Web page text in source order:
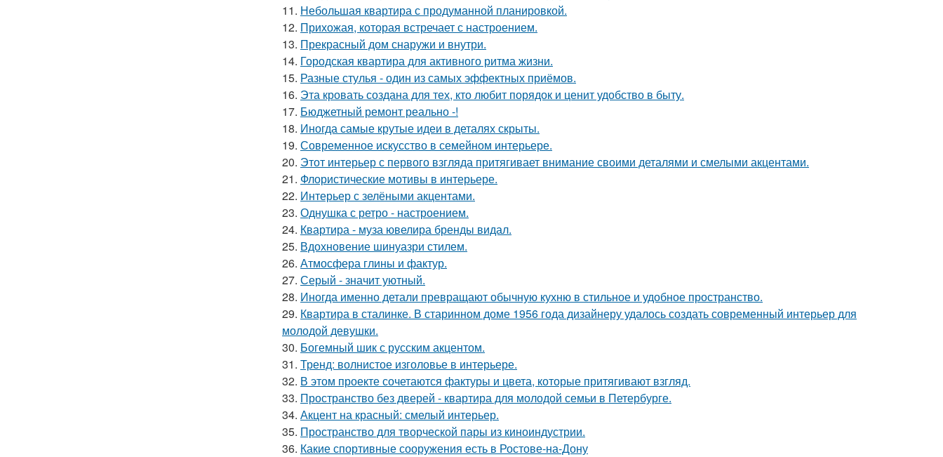
11. Небольшая квартира с продуманной планировкой.
12. Прихожая, которая встречает с настроением.
13. Прекрасный дом снаружи и внутри.
14. Городская квартира для активного ритма жизни.
15. Разные стулья - один из самых эффектных приёмов.
16. Эта кровать создана для тех, кто любит порядок и ценит удобство в быту.
17. Бюджетный ремонт реально -!
18. Иногда самые крутые идеи в деталях скрыты.
19. Современное искусство в семейном интерьере.
20. Этот интерьер с первого взгляда притягивает внимание своими деталями и смелыми акцентами.
21. Флористические мотивы в интерьере.
22. Интерьер с зелёными акцентами.
23. Однушка с ретро - настроением.
24. Квартира - муза ювелира бренды видал.
25. Вдохновение шинуазри стилем.
26. Атмосфера глины и фактур.
27. Серый - значит уютный.
28. Иногда именно детали превращают обычную кухню в стильное и удобное пространство.
29. Квартира в сталинке. В старинном доме 1956 года дизайнеру удалось создать современный интерьер для
молодой девушки.
30. Богемный шик с русским акцентом.
31. Тренд: волнистое изголовье в интерьере.
32. В этом проекте сочетаются фактуры и цвета, которые притягивают взгляд.
33. Пространство без дверей - квартира для молодой семьи в Петербурге.
34. Акцент на красный: смелый интерьер.
35. Пространство для творческой пары из киноиндустрии.
36. Какие спортивные сооружения есть в Ростове-на-Дону